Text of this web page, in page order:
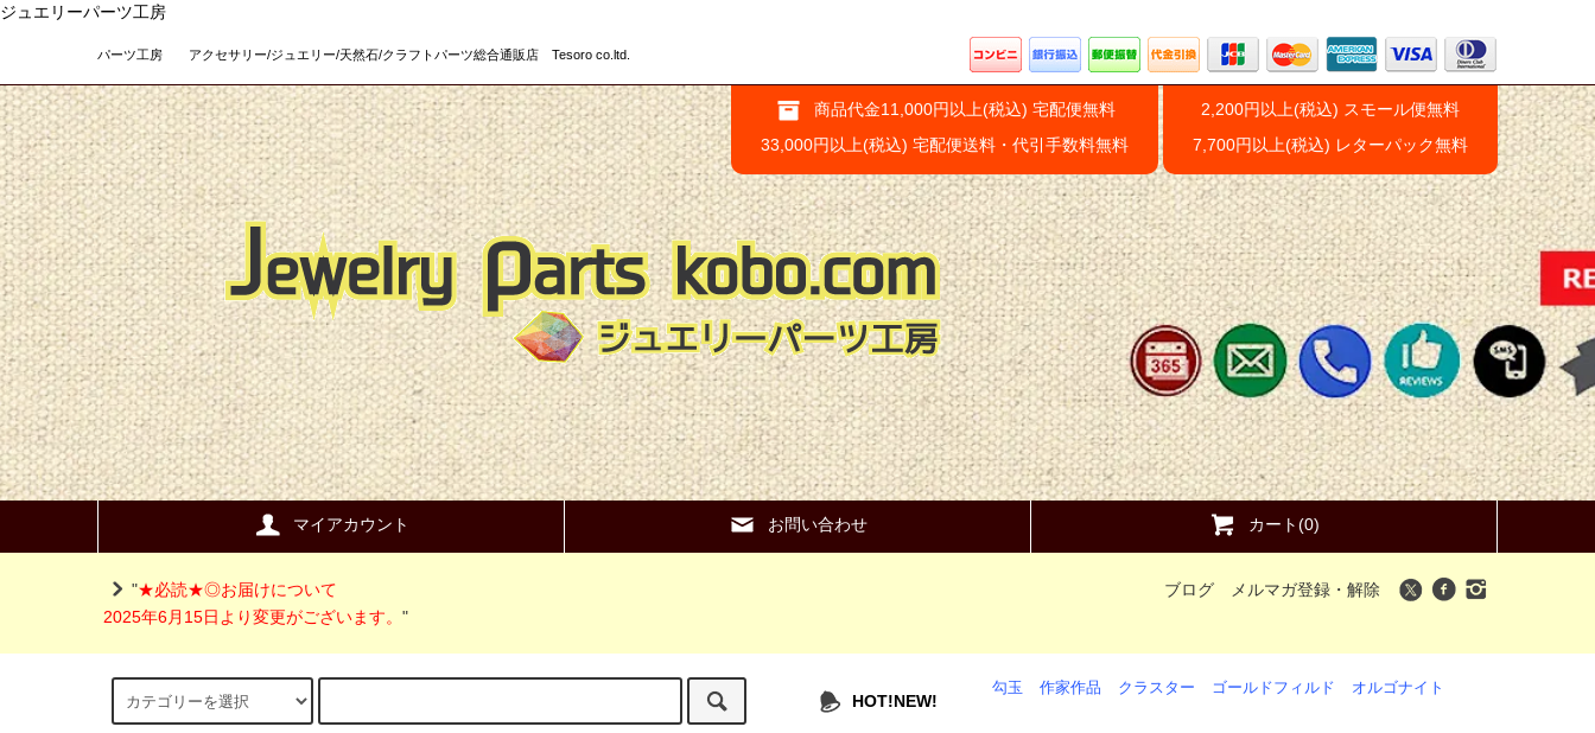
ジュエリーパーツ工房
パーツ工房 アクセサリー/ジュエリー/天然石/クラフトパーツ総合通販店 Tesoro co.ltd.
商品代金11,000円以上(税込) 宅配便無料
33,000円以上(税込) 宅配便送料・代引手数料無料
2,200円以上(税込) スモール便無料
7,700円以上(税込) レターパック無料
マイアカウント お問い合わせ カート(0)
"★必読★◎お届けについて
2025年6月15日より変更がございます。 "
ブログ メルマガ登録・解除
HOT!NEW!
勾玉 作家作品 クラスター ゴールドフィルド オルゴナイト